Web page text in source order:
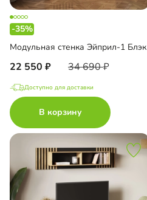
-35%
Модульная стенка Эйприл-1 Блэк
22 550 34 690
Доступно для доставки
В корзину